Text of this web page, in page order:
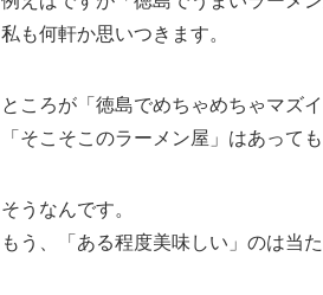
私も何軒か思いつきます。
ところが「徳島でめちゃめちゃマズ
「そこそこのラーメン屋」はあって
そうなんです。
もう、「ある程度美味しい」のは当